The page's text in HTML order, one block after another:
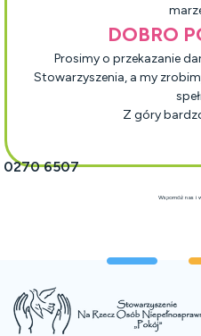
DOBRO
Prosimy o przekazanie
Stowarzyszenia, a my
Z góry
0270 6507
Wspomóż nas i